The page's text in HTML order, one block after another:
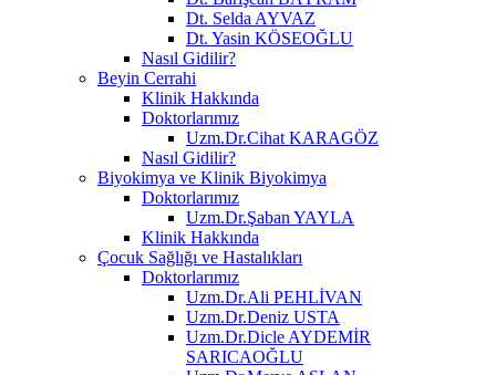
Dt. Selda AYVAZ
Dt. Yasin KÖSEOĞLU
Nasıl Gidilir?
Beyin Cerrahi
Klinik Hakkında
Doktorlarımız
Uzm.Dr.Cihat KARAGÖZ
Nasıl Gidilir?
Biyokimya ve Klinik Biyokimya
Doktorlarımız
Uzm.Dr.Şaban YAYLA
Klinik Hakkında
Çocuk Sağlığı ve Hastalıkları
Doktorlarımız
Uzm.Dr.Ali PEHLİVAN
Uzm.Dr.Deniz USTA
Uzm.Dr.Dicle AYDEMİR
SARICAOĞLU